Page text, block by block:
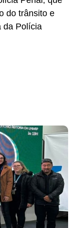
do trânsito e
da Polícia